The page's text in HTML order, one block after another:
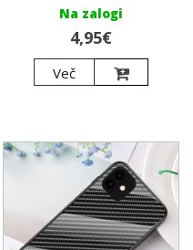
Na zalogi
4,95€
Več